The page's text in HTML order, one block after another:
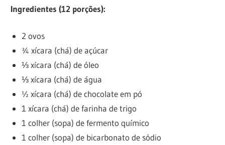
Ingredientes (12 porções):
2 ovos
¾ xícara (chá) de açúcar
⅓ xícara (chá) de óleo
⅓ xícara (chá) de água
½ xícara (chá) de chocolate em pó
1 xícara (chá) de farinha de trigo
1 colher (sopa) de fermento químico
1 colher (sopa) de bicarbonato de sódio